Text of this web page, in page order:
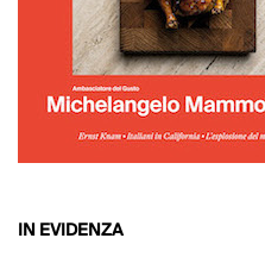
IN EVIDENZA